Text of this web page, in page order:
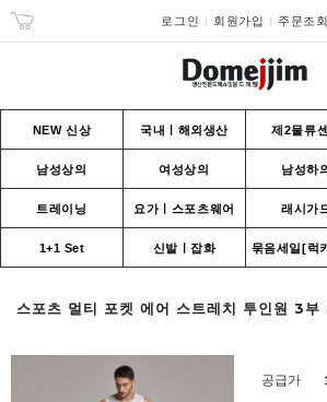
로그인 회원가입 주문조회
NEW 신상 국내ㅣ해외생산 제2물류
남성상의 여성상의 남성하
트레이닝 요가ㅣ스포츠웨어 래시가
1+1 Set 신발ㅣ잡화 묶음세일[럭
스포츠 멀티 포켓 에어 스트레치 투인원 3
공급가